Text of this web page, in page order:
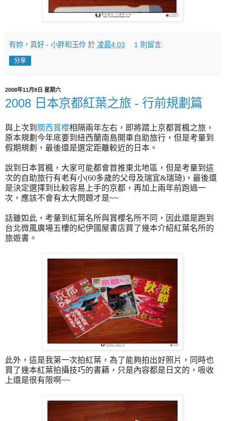
有妳，真好 - 小胖和玉伶 於 凌晨4:03 1 則留言:
分享
2008年11月8日 星期六
2008 日本京都紅葉之旅 - 行前規劃篇
與上次到 關西賞櫻相隔兩年左右，即將踏上京都賞楓之旅，
原本規劃今年底要到紐西蘭南島開車自助旅行，但是考量到
假期規劃，最後還是選定距離較近的日本。
說到日本賞楓，大家可能都會首推東北地區，但是考量到這
次的自助旅行有老有小(60多歲的父母及瑞宜&瑞琦)，最後還
是決定選擇到比較容易上手的京都，再加上兩年前跑過一
次，應該不會有太大問題才是~~
話雖如此， 考量到紅葉名所與賞櫻名所不同，因此還是跑到
台北微風廣場五樓的紀伊國屋書店買了幾本介紹紅葉名所的
旅遊書。
此外，這是我第一次拍紅葉，為了能夠拍出好照片，同時也
買了幾本紅葉拍攝技巧的書籍，只是內容都是日文的，吸收
上還是很有限啊~~